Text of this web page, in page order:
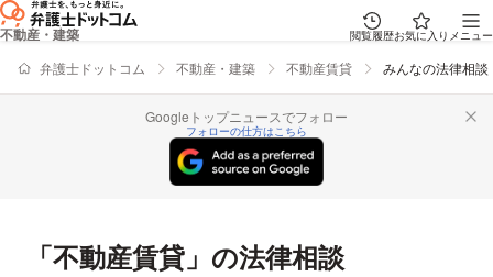
不動産・建築 閲覧履歴お気に入り メニュー
弁護士ドットコム 不動産・建築 不動産賃貸 みんなの法律相
Googleトップニュースでフォロー
フォローの仕方はこちら
「不動産賃貸」の法律相談